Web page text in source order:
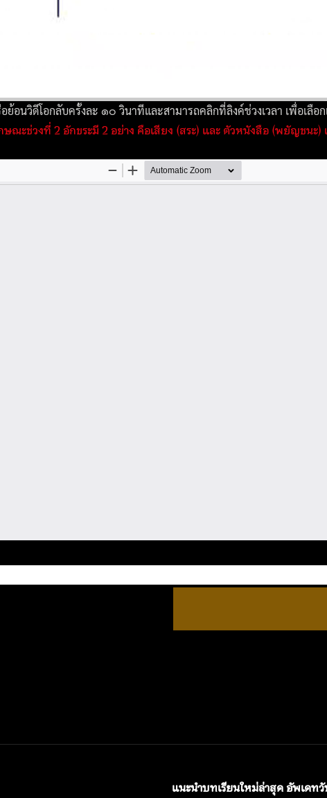
นวิดีโอกลับครั้งละ ๑๐ วินาทีและสามารถคลิกที่ลิงค์ช่วงเวลา เพื่อเลือก
ษณะช่วงที่ 2 อักขระมี 2 อย่าง คือเสียง (สระ) และ ตัวหนังสือ (พยัญชนะ
แนะนำบทเรียนใหม่ล่าสุด อัพเด